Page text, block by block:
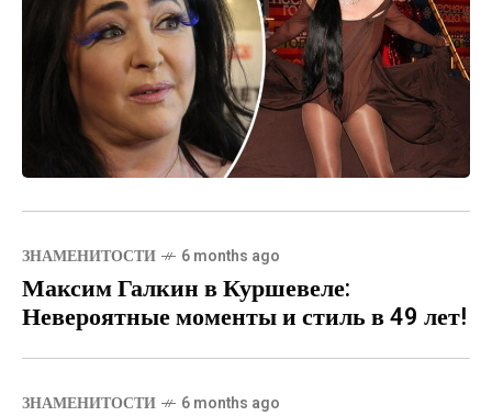
ЗНАМЕНИТОСТИ 6 months ago
Максим Галкин в Куршевеле:
Невероятные моменты и стиль в 49 лет!
ЗНАМЕНИТОСТИ 6 months ago